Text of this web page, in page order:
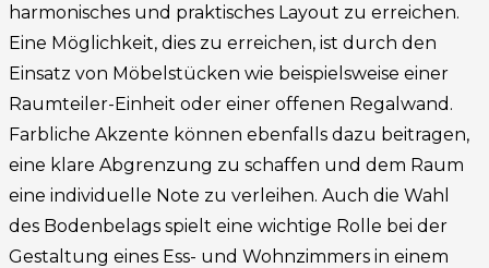
harmonisches und praktisches Layout zu erreichen.
Eine Möglichkeit, dies zu erreichen, ist durch den
Einsatz von Möbelstücken wie beispielsweise einer
Raumteiler-Einheit oder einer offenen Regalwand.
Farbliche Akzente können ebenfalls dazu beitragen,
eine klare Abgrenzung zu schaffen und dem Raum
eine individuelle Note zu verleihen. Auch die Wahl
des Bodenbelags spielt eine wichtige Rolle bei der
Gestaltung eines Ess- und Wohnzimmers in einem